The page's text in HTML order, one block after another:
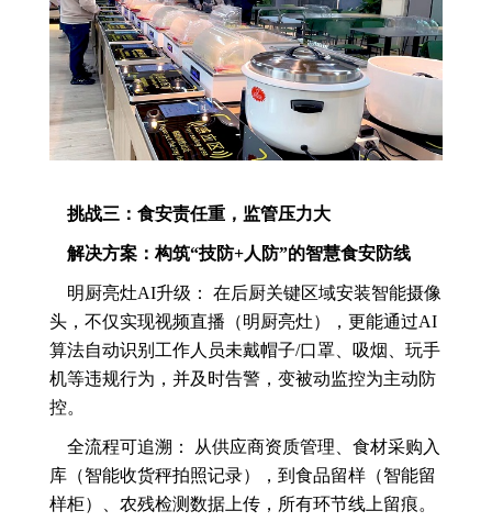
挑战三：食安责任重，监管压力大
解决方案：构筑“技防+人防”的智慧食安防线
明厨亮灶AI升级： 在后厨关键区域安装智能摄像
头，不仅实现视频直播（明厨亮灶），更能通过AI
算法自动识别工作人员未戴帽子/口罩、吸烟、玩手
机等违规行为，并及时告警，变被动监控为主动防
控。
全流程可追溯： 从供应商资质管理、食材采购入
库（智能收货秤拍照记录），到食品留样（智能留
样柜）、农残检测数据上传，所有环节线上留痕。